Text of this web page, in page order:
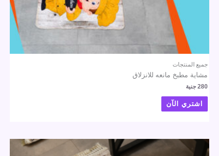
جميع المنتجات
مشاية مطبخ مانعه للانزلاق
280 جنية
اشتري الآن